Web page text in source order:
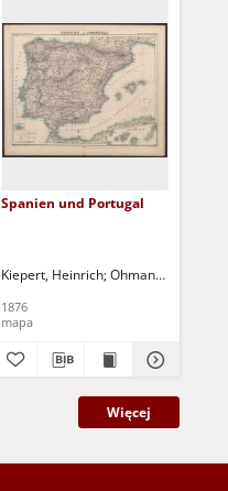
Spanien und Portugal
Kiepert, Heinrich Ohmann, C.
1876
mapa
Więcej